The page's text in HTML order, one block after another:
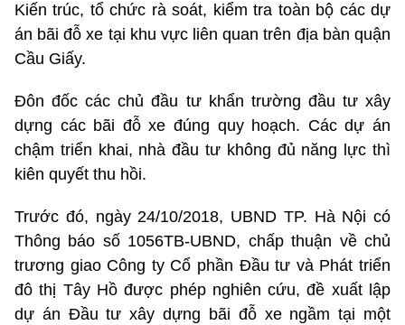
Kiến trúc, tổ chức rà soát, kiểm tra toàn bộ các dự
án bãi đỗ xe tại khu vực liên quan trên địa bàn quận
Cầu Giấy.
Đôn đốc các chủ đầu tư khẩn trường đầu tư xây
dựng các bãi đỗ xe đúng quy hoạch. Các dự án
chậm triển khai, nhà đầu tư không đủ năng lực thì
kiên quyết thu hồi.
Trước đó, ngày 24/10/2018, UBND TP. Hà Nội có
Thông báo số 1056TB-UBND, chấp thuận về chủ
trương giao Công ty Cổ phần Đầu tư và Phát triển
đô thị Tây Hồ được phép nghiên cứu, đề xuất lập
dự án Đầu tư xây dựng bãi đỗ xe ngầm tại một